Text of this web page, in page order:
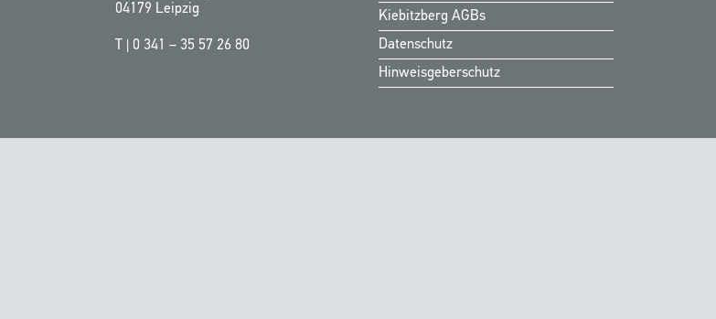
04179 Leipzig
0 341 – 35 57 26 80
Kiebitzberg AGBs
Datenschutz
Hinweisgeberschutz